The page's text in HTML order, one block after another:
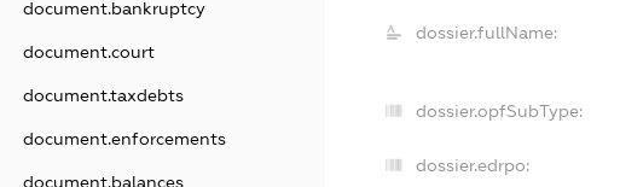
document.bankruptcy
document.court
document.taxdebts
document.enforcements
document.balances
dossier.fullName:
dossier.opfSubType:
dossier.edrpo: